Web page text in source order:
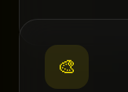
🎨